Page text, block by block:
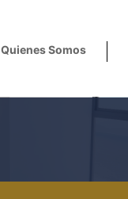
Quienes Somos